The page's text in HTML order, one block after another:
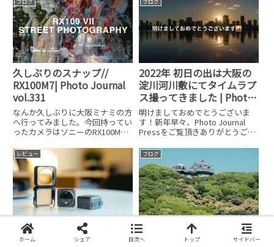
久しぶりのスナップ//
RX100M7| Photo Journal
vol.331
なんか久しぶりに大阪ミナミの方
へ行ってみました。今回持ってい
ったカメラはソニーのRX100M7
のは久しぶりです。久しぶりすぎ
て撮り方忘れるくらいでした。設
定はPモード。必要に応じて絞り
を変更。シャッタースピード
2022年 初日の出は大阪の
淀川河川敷にてタイムラプ
ス撮ってきました | Photo
Journal vol.280
明けましておめでとうございま
す！新年早々、Photo Journal
Pressをご覧頂きありがとうござ
の出を撮ってきましたのでその様
子を紹介します。今年は大阪へ今
年は大阪へ初日の出を見に行って
きました。もう、
レビュー
撮影時間が延びる？DJI
Action 2の純正 磁気保護ケ
ブログ
GW帰省中に愛媛 松山城へ
行ってきました//RX100M7
ホーム シェア 目次へ トップ サイドバー